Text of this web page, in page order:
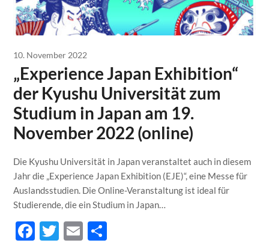
10. November 2022
„Experience Japan Exhibition“
der Kyushu Universität zum
Studium in Japan am 19.
November 2022 (online)
Die Kyushu Universität in Japan veranstaltet auch in diesem
Jahr die „Experience Japan Exhibition (EJE)“, eine Messe für
Auslandsstudien. Die Online-Veranstaltung ist ideal für
Studierende, die ein Studium in Japan…
Facebook
Twitter
Email